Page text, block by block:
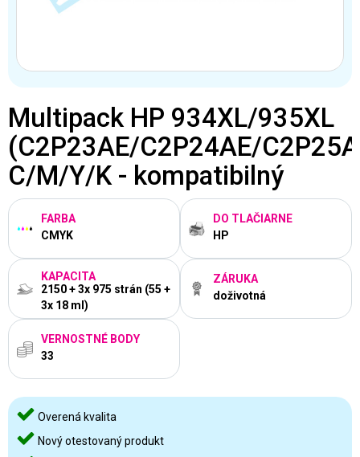
Multipack HP 934XL/935XL
(C2P23AE/C2P24AE/
C/M/Y/K - kompatibilný
FARBA
CMYK
DO TLAČIARNE
HP
KAPACITA
2150 + 3x 975 strán (55 +
3x 18 ml)
ZÁRUKA
doživotná
VERNOSTNÉ BODY
33
Overená kvalita
Nový otestovaný produkt